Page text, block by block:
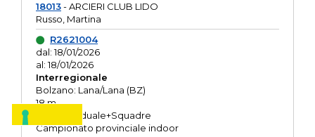
18013- ARCIERI CLUB LIDO
Russo, Martina
R2621004
dal: 18/01/2026
al: 18/01/2026
Interregionale
Bolzano: Lana/Lana (BZ)
18 m
O.R. Individuale+Squadre
Campionato provinciale indoor